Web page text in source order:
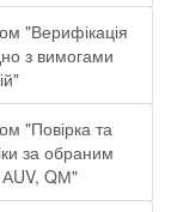
"Верифікація
з вимогами
"Повірка та
за обраним
QМ"